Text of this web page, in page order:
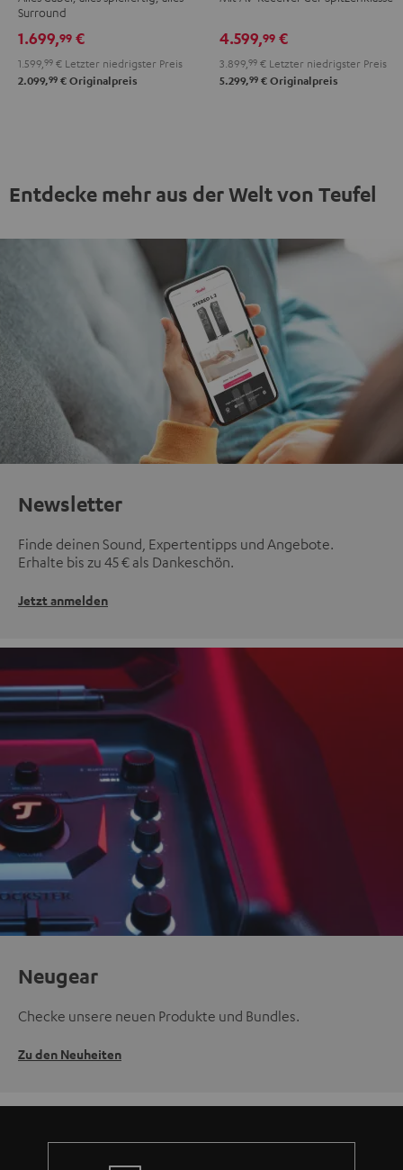
Yamaha
RX-
A2A
"5.1-
Yamaha
RX-
A2A
"5.1-
Surround
1.699,99 €
1.599, 99 € Letzter niedrigster Preis
2.099,99 € Originalpreis
X3800H
"5.1-
Set"
X3800H
"5.1-
Set"
4.599,99 €
3.899, 99 € Letzter niedrigster Preis
5.299,99 € Originalpreis
Entdecke mehr aus der Welt von Teufel
Newsletter
Finde deinen Sound, Expertentipps und Angebote.
Erhalte bis zu 45 € als Dankeschön.
Jetzt anmelden
Neugear
Checke unsere neuen Produkte und Bundles.
Zu den Neuheiten